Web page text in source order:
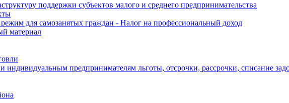
поддержки субъектов малого и среднего предпринимательства
для самозанятых граждан - Налог на профессиональный доход
материал
индивидуальным предпринимателям льготы, отсрочки, рассрочки, списание